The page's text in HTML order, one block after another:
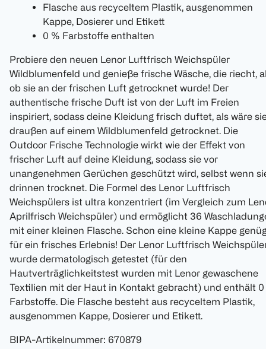
Flasche aus recyceltem Plastik, ausgenommen
Kappe, Dosierer und Etikett
0 % Farbstoffe enthalten
Probiere den neuen Lenor Luftfrisch Weichspüler
Wildblumenfeld und genieße frische Wäsche, die riecht,
ob sie an der frischen Luft getrocknet wurde! Der
authentische frische Duft ist von der Luft im Freien
inspiriert, sodass deine Kleidung frisch duftet, als wäre
draußen auf einem Wildblumenfeld getrocknet. Die
Outdoor Frische Technologie wirkt wie der Effekt von
frischer Luft auf deine Kleidung, sodass sie vor
unangenehmen Gerüchen geschützt wird, selbst wenn
drinnen trocknet. Die Formel des Lenor Luftfrisch
Weichspülers ist ultra konzentriert (im Vergleich zum
Aprilfrisch Weichspüler) und ermöglicht 36
mit einer kleinen Flasche. Schon eine kleine Kappe
für ein frisches Erlebnis! Der Lenor Luftfrisch
wurde dermatologisch getestet (für den
Hautverträglichkeitstest wurden mit Lenor gewaschene
Textilien mit der Haut in Kontakt gebracht) und enthält 0
Farbstoffe. Die Flasche besteht aus recyceltem Plastik,
ausgenommen Kappe, Dosierer und Etikett.
BIPA-Artikelnummer: 670879